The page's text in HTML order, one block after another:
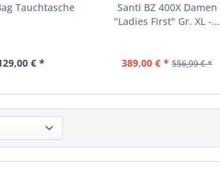
Tauchtasche
€ *
Santi BZ 400X Damen
"Ladies First" Gr. XL -...
389,00 € * 556,99 € *